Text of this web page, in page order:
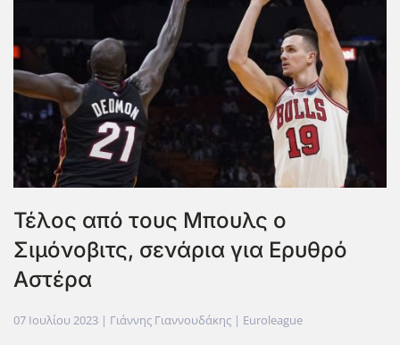
Τέλος από τους Μπουλς ο
Σιμόνοβιτς, σενάρια για Ερυθρό
Αστέρα
07 Ιουλίου 2023 | Γιάννης Γιαννουδάκης | Euroleague